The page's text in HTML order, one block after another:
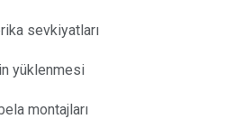
sevkiyatları
yüklenmesi
montajları